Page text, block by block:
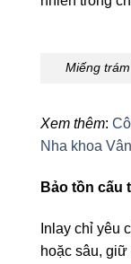
Miếng
Xem thêm:
Nha khoa
Bảo tồn cấu
Inlay chỉ yêu
hoặc sâu,